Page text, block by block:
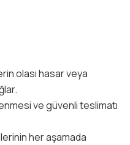
olası hasar veya
ve güvenli teslimatı
her aşamada